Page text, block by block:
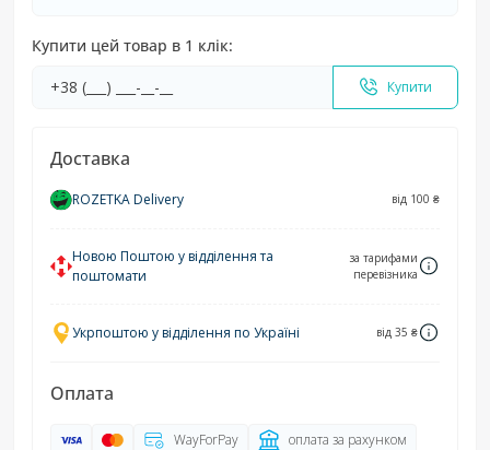
Купити цей товар в 1 клік:
Купити
Доставка
ROZETKA Delivery від 100 ₴
Новою Поштою у відділення та
поштомати
за тарифами
перевізника
Укрпоштою у відділення по Україні від 35 ₴
Оплата
WayForPay
оплата за рахунком